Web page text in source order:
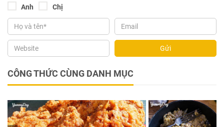
Anh Chị
Gửi
CÔNG THỨC CÙNG DANH MỤC